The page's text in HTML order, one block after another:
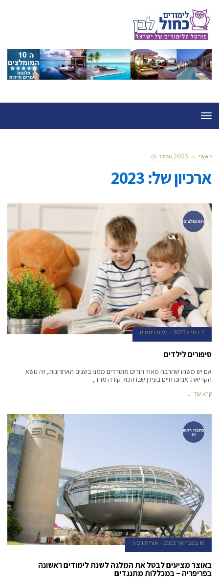
תפריט
ראשי » 2023 (עמוד 6)
ארכיון של:2023
המומלצים
2 במרץ 2023 רעות רחמים
סיפורים לילדים
אם יש משהו שהרבה מאוד הורים מוטרדים ממנו בשנים האחרונות, זה נושא
הקריאה. אנחנו חיים בעידן שבו הכול קורה מהר,
קרא עוד ←
כתבה ראש
ית
16 בפברואר 2023 אורית דביר
באוצר מציעים לבטל את המלגה לשנת לימודים ראשונה
בפריפריה – במכללות מתנגדים